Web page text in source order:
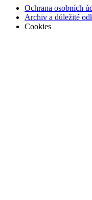
Ochrana osobních
Archiv a důležité
Cookies